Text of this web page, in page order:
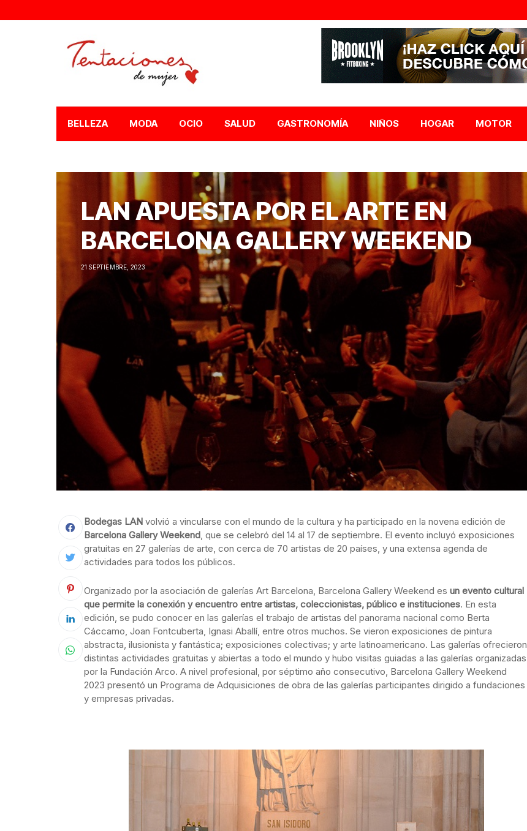
BELLEZA MODA OCIO SALUD GASTRONOMÍA NIÑOS HOGAR MOTOR
LAN APUESTA POR EL ARTE EN
BARCELONA GALLERY WEEKEND
21 SEPTIEMBRE, 2023
Bodegas LAN volvió a vincularse con el mundo de la cultura y ha participado en la novena edición de
Barcelona Gallery Weekend, que se celebró del 14 al 17 de septiembre. El evento incluyó exposiciones
gratuitas en 27 galerías de arte, con cerca de 70 artistas de 20 países, y una extensa agenda de
actividades para todos los públicos.
Organizado por la asociación de galerías Art Barcelona, Barcelona Gallery Weekend es un evento cultural
que permite la conexión y encuentro entre artistas, coleccionistas, público e instituciones. En esta
edición, se pudo conocer en las galerías el trabajo de artistas del panorama nacional como Berta
Cáccamo, Joan Fontcuberta, Ignasi Aballí, entre otros muchos. Se vieron exposiciones de pintura
abstracta, ilusionista y fantástica; exposiciones colectivas; y arte latinoamericano. Las galerías ofrecieron
distintas actividades gratuitas y abiertas a todo el mundo y hubo visitas guiadas a las galerías organizadas
por la Fundación Arco. A nivel profesional, por séptimo año consecutivo, Barcelona Gallery Weekend
2023 presentó un Programa de Adquisiciones de obra de las galerías participantes dirigido a fundaciones
y empresas privadas.